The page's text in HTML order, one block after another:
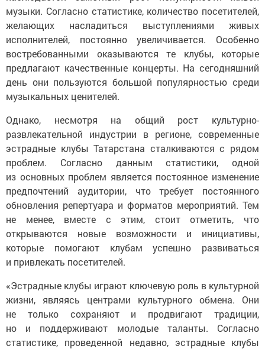
музыки. Согласно статистике, количество посетителей,
желающих насладиться выступлениями живых
исполнителей, постоянно увеличивается. Особенно
востребованными оказываются те клубы, которые
предлагают качественные концерты. На сегодняшний
день они пользуются большой популярностью среди
музыкальных ценителей.
Однако, несмотря на общий рост культурно-
развлекательной индустрии в регионе, современные
эстрадные клубы Татарстана сталкиваются с рядом
проблем. Согласно данным статистики, одной
из основных проблем является постоянное изменение
предпочтений аудитории, что требует постоянного
обновления репертуара и форматов мероприятий. Тем
не менее, вместе с этим, стоит отметить, что
открываются новые возможности и инициативы,
которые помогают клубам успешно развиваться
и привлекать посетителей.
«Эстрадные клубы играют ключевую роль в культурной
жизни, являясь центрами культурного обмена. Они
не только сохраняют и продвигают традиции,
но и поддерживают молодые таланты. Согласно
статистике, проведенной недавно, эстрадные клубы